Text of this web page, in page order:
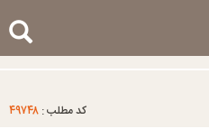
کد مطلب : ۴۹۷۴۸